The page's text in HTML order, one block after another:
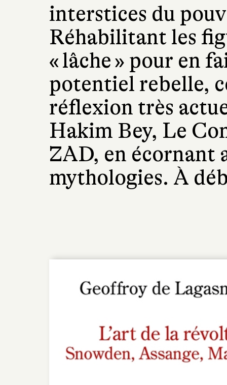
interstices du
Réhabilitant les
« lâche » pour en
potentiel rebelle,
réflexion très
Hakim Bey, Le
ZAD, en écornant
mythologies. À